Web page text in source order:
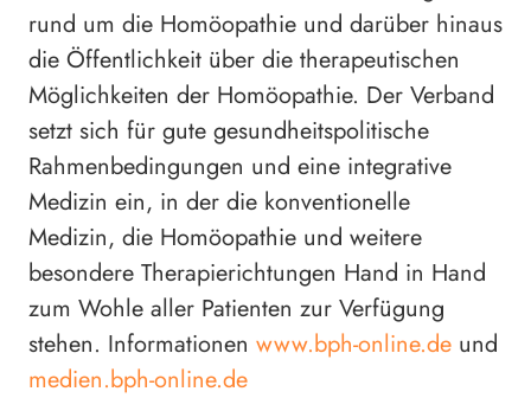
rund um die Homöopathie und darüber hinaus
die Öffentlichkeit über die therapeutischen
Möglichkeiten der Homöopathie. Der Verband
setzt sich für gute gesundheitspolitische
Rahmenbedingungen und eine integrative
Medizin ein, in der die konventionelle
Medizin, die Homöopathie und weitere
besondere Therapierichtungen Hand in Hand
zum Wohle aller Patienten zur Verfügung
stehen. Informationen www.bph-online.de und
medien.bph-online.de